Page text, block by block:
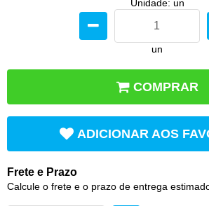
Unidade: un
un
COMPRAR
ADICIONAR AOS
Frete e Prazo
Calcule o frete e o prazo de entrega